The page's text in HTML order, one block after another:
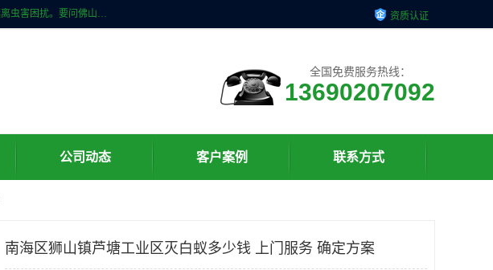
佛山儒创有害生物防治有限公司是一家佛山南海区杀虫公司、佛山除四害公司、佛山灭白蚁公司、佛山白蚁防治公司，让您远离虫害困扰。要问佛山白蚁防治哪家好？佛山儒创有害生物防治有限公司全佛山、广州，正规公司，上门勘查，可靠，售后有保障。 资质认证
全国免费服务热线：
13690207092
公司动态 客户案例 联系方式
南海区狮山镇芦塘工业区灭白蚁多少钱 上门服务 确定方案